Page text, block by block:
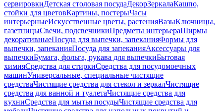
сервировкиДетская столовая посудаДекорЗеркалаКашпо,
стойки для цветовКартины, постерыЧасы
интерьерныеИскусственные цветы, растенияВазыКлючницы,
газетницыСвечи, подсвечникиПредметы интерьераШирмы
декоративныеПосуда для выпечки, запеканияФормы для
выпечки, запеканияПосуда для запеканияАксессуары для
выпечкиБумага, фольга, рукава для выпечкиБытовая
химияСредства для стиркиСредства для посудомоечных
машинУниверсальные, специальные чистящие
средстваЧистящие средства для стекол и зеркалЧистящие
средства для ванной и туалетаЧистящие средства для
кухниСредства для мытья посудыЧистящие средства для